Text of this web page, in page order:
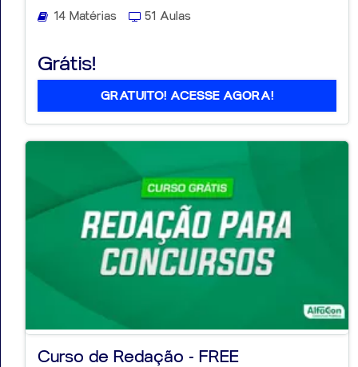
14 Matérias 51 Aulas
Grátis!
GRATUITO! ACESSE AGORA!
Curso de Redação - FREE